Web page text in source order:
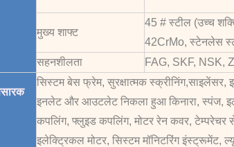
मुख्य शाफ्ट
45 # स्टील (उच्च
42CrMo, स्टेनलेस
सहनशीलता
FAG, SKF, NSK,
सिस्टम बेस फ्रेम, सुरक्षात्मक स्क्रीनिंग,साइलेंसर,
इनलेट और आउटलेट निकला हुआ किनारा, स्पंज,
कपलिंग, फ्लुइड कपलिंग, मोटर रेन कवर, टेम्परेचर
इलेक्ट्रिकल मोटर, सिस्टम मॉनिटरिंग इंस्ट्रूमेंट,